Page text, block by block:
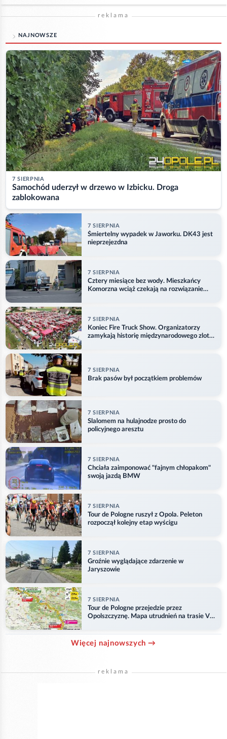
reklama
NAJNOWSZE
7 SIERPNIA
Samochód uderzył w drzewo w Izbicku. Droga
zablokowana
7 SIERPNIA
Śmiertelny wypadek w Jaworku. DK43 jest
nieprzejezdna
7 SIERPNIA
Cztery miesiące bez wody. Mieszkańcy
Komorzna wciąż czekają na rozwiązanie
7 SIERPNIA
Koniec Fire Truck Show. Organizatorzy
zamykają historię międzynarodowego zlotu
7 SIERPNIA
Brak pasów był początkiem problemów
7 SIERPNIA
Slalomem na hulajnodze prosto do
policyjnego aresztu
7 SIERPNIA
Chciała zaimponować "fajnym chłopakom"
swoją jazdą BMW
7 SIERPNIA
Tour de Pologne ruszył z Opola. Peleton
rozpoczął kolejny etap wyścigu
7 SIERPNIA
Groźnie wyglądające zdarzenie w
Jaryszowie
7 SIERPNIA
Tour de Pologne przejedzie przez
Opolszczyznę. Mapa utrudnień na trasie V
Więcej najnowszych →
reklama